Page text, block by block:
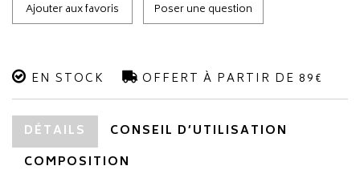
Ajouter aux favoris Poser une question
EN STOCK OFFERT À PARTIR DE 89€
DÉTAILS
CONSEIL D’UTILISATION
COMPOSITION